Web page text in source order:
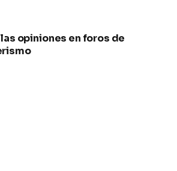
opiniones en foros de